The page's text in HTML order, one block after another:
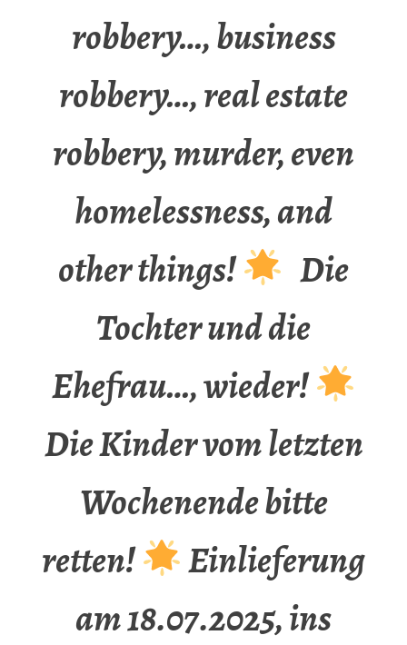
robbery…, business
robbery…, real estate
robbery, murder, even
homelessness, and
other things!
Die
Tochter und die
Ehefrau…, wieder!
Die Kinder vom letzten
Wochenende bitte
retten!
Einlieferung
am 18.07.2025, ins